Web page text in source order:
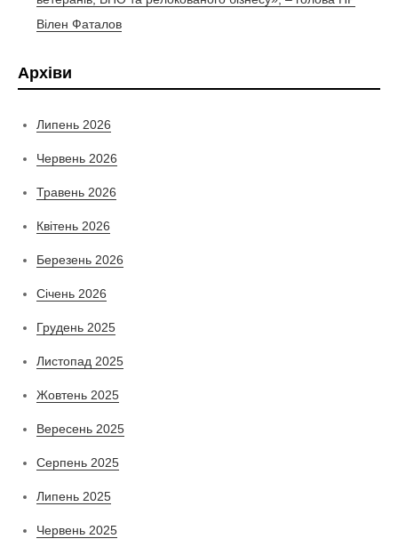
Вілен Фаталов
Архіви
Липень 2026
Червень 2026
Травень 2026
Квітень 2026
Березень 2026
Січень 2026
Грудень 2025
Листопад 2025
Жовтень 2025
Вересень 2025
Серпень 2025
Липень 2025
Червень 2025